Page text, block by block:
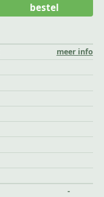
meer info
bestel
-